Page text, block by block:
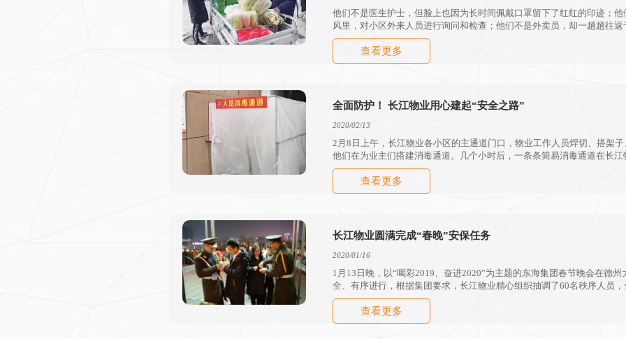
他们不是医生护士，但脸上也因为长时间佩戴口罩留下了红红的印迹；
风里，对小区外来人员进行询问和检查；他们不是外卖员，却一趟趟往
送上生活物资。
查看更多
全面防护！ 长江物业用心建起“安全之路”
2020/02/13
2月8日上午，长江物业各小区的主通道门口，物业工作人员焊切、搭架
他们在为业主们搭建消毒通道。几个小时后，一条条简易消毒通道在长
查看更多
长江物业圆满完成“春晚”安保任务
2020/01/16
1月13日晚，以“喝彩2019、奋进2020”为主题的东海集团春节晚会在德
全、有序进行，根据集团要求，长江物业精心组织抽调了60名秩序人员
成了晚会的安保任务。
查看更多